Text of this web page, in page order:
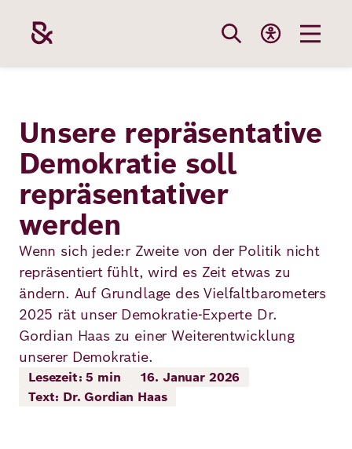
Inhalt
Stiftung
Themen
Förderung
Karriere
Die Stiftung
Robert Bosch
Werte und
Haltung
Unsere
Themen
Gesundheit
Resilienz
Projekte
Aktuelle
Unsere repräsentative
Demokratie soll
repräsentativer
werden
Wenn sich jede:r Zweite von der Politik nicht
repräsentiert fühlt, wird es Zeit etwas zu
ändern. Auf Grundlage des Vielfaltbarometers
2025 rät unser Demokratie-Experte Dr.
Gordian Haas zu einer Weiterentwicklung
unserer Demokratie.
Lesezeit: 5 min
16. Januar 2026
Text: Dr. Gordian Haas